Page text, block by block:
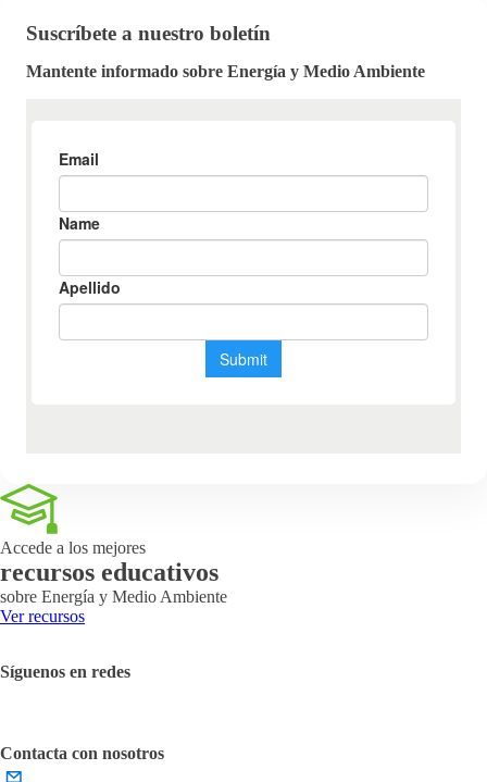
específico de un
elemento y su peso
elemento y su peso
atómico
Suscríbete a nuestro boletín
Mantente informado sobre Energía y Medio Ambiente
Accede a los mejores
recursos educativos
sobre Energía y Medio Ambiente
Ver recursos
Síguenos en redes
Contacta con nosotros